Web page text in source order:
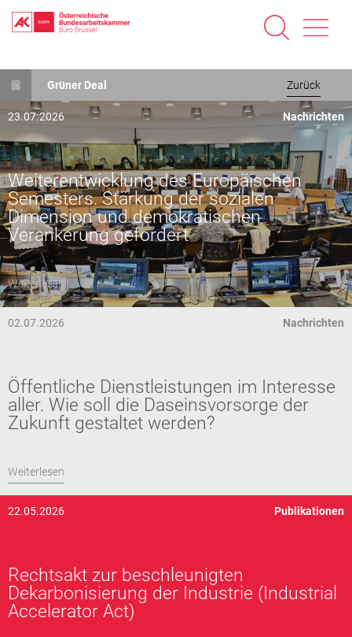
zum
Inhalt
Grüner Deal Zurück
23.07.2026 Nachrichten
Weiterentwicklung des Europäischen
Semesters. Stärkung der sozialen
Dimension und demokratischen
Verankerung gefordert
Weiterlesen
02.07.2026 Nachrichten
Öffentliche Dienstleistungen im Interesse
aller. Wie soll die Daseinsvorsorge der
Zukunft gestaltet werden?
Weiterlesen
22.05.2026 Publikationen
Rechtsakt zur beschleunigten
Dekarbonisierung der Industrie (Industrial
Accelerator Act)